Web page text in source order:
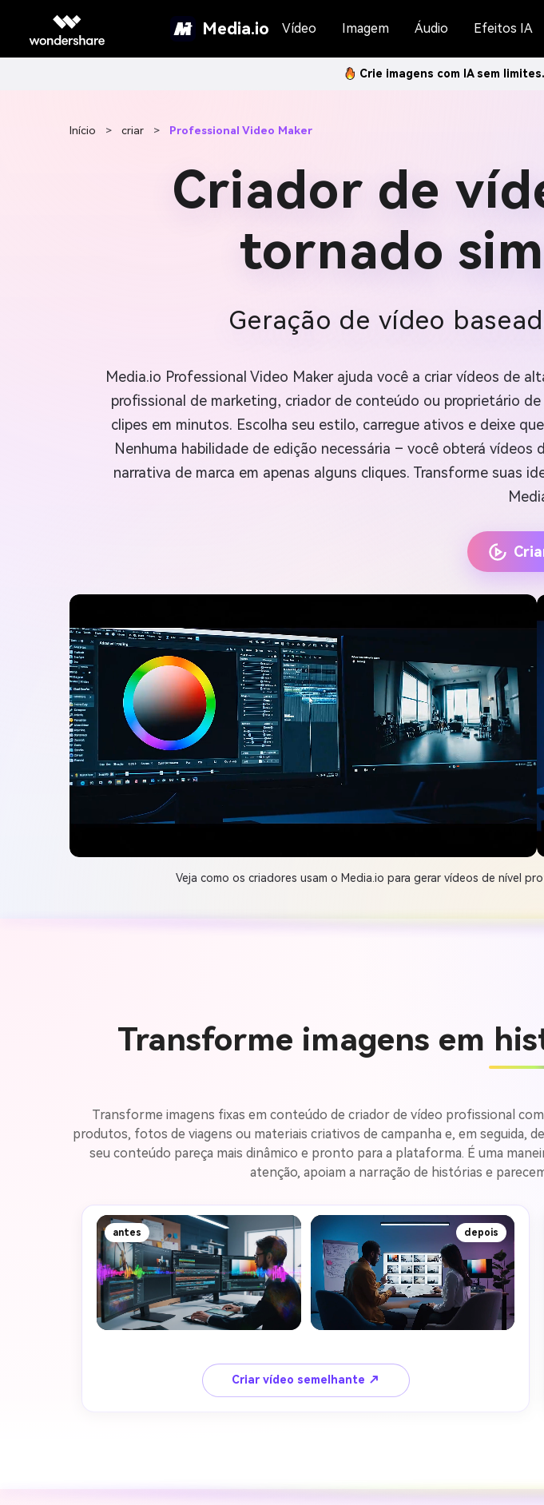
Media.io Vídeo Imagem Áudio Efeitos IA
Crie imagens com IA sem
Início > criar > Professional Video Maker
Criador de
tornado
Geração de vídeo
Media.io Professional Video Maker ajuda você a criar vídeos de
profissional de marketing, criador de conteúdo ou proprietário
clipes em minutos. Escolha seu estilo, carregue ativos e deixe
Nenhuma habilidade de edição necessária – você obterá
narrativa de marca em apenas alguns cliques. Transforme suas
Veja como os criadores usam o Media.io para gerar vídeos de nível
Transforme imagens em
Transforme imagens fixas em conteúdo de criador de vídeo profissional
produtos, fotos de viagens ou materiais criativos de campanha e, em seguida,
seu conteúdo pareça mais dinâmico e pronto para a plataforma. É uma
atenção, apoiam a narração de histórias e
antes depois
Criar vídeo semelhante ↗